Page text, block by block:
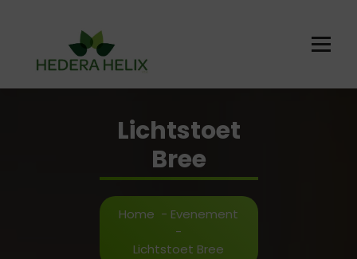
inhoud
Lichtstoet
Bree
Home - Evenement
-
Lichtstoet Bree